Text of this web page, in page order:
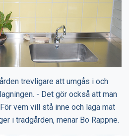
trevligare att umgås i och
- Det gör också att man
vem vill stå inne och laga mat
i trädgården, menar Bo Rappne.